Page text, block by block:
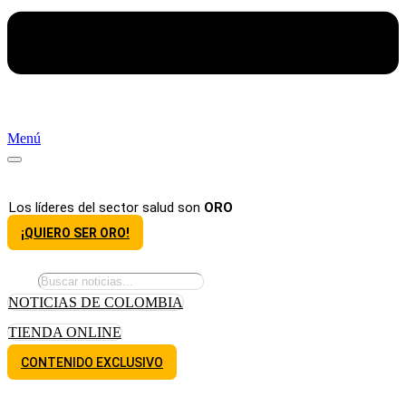
Menú
Los líderes del sector salud son ORO
¡QUIERO SER ORO!
NOTICIAS DE COLOMBIA
TIENDA ONLINE
CONTENIDO EXCLUSIVO